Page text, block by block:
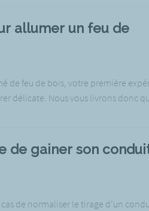
allumer un feu de
de feu de bois, votre première
délicate. Nous vous livrons donc
de gainer son
de normaliser le tirage d’un